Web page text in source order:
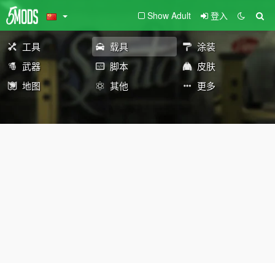
Show Adult 登入
工具 载具
涂装
武器
脚本
皮肤
地图
其他 更多